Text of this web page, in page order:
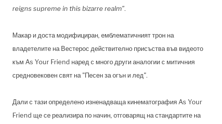
reigns supreme in this bizarre realm".
Макар и доста модифициран, емблематичният трон на
владетелите на Вестерос действително присъства във видеото
към As Your Friend наред с много други аналогии с митичния
средновековен свят на "Песен за огън и лед".
Дали с тази определено изненадваща кинематография As Your
Friend ще се реализира по начин, отговарящ на стандартите на